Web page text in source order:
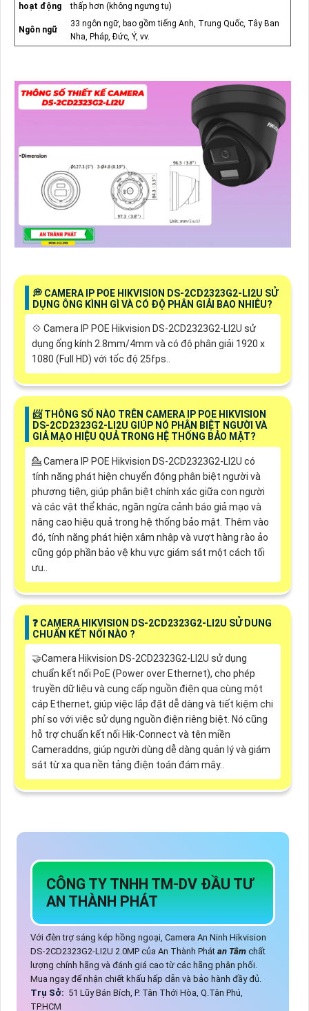
hoạt động
thấp hơn (không ngưng tụ)
Ngôn ngữ
33 ngôn ngữ, bao gồm tiếng Anh, Trung Quốc, Tây Ban
Nha, Pháp, Đức, Ý, vv.
️💭 CAMERA IP POE HIKVISION DS-2CD2323G2-LI2U SỬ
DỤNG ÔNG KÌNH GÌ VÀ CÓ ĐỘ PHÂN GIẢI BAO NHIÊU?
💠 Camera IP POE Hikvision DS-2CD2323G2-LI2U sử
dụng ống kính 2.8mm/4mm và có độ phân giải 1920 x
1080 (Full HD) với tốc độ 25fps..
📨 THÔNG SỐ NÀO TRÊN CAMERA IP POE HIKVISION
DS-2CD2323G2-LI2U GIÚP NÓ PHÂN BIỆT NGƯỜI VÀ
GIẢ MẠO HIỆU QUẢ TRONG HỆ THỐNG BẢO MẬT?
💁 Camera IP POE Hikvision DS-2CD2323G2-LI2U có
tính năng phát hiện chuyển động phân biệt người và
phương tiện, giúp phân biệt chính xác giữa con người
và các vật thể khác, ngăn ngừa cảnh báo giả mạo và
nâng cao hiệu quả trong hệ thống bảo mật. Thêm vào
đó, tính năng phát hiện xâm nhập và vượt hàng rào ảo
cũng góp phần bảo vệ khu vực giám sát một cách tối
ưu..
❓ CAMERA HIKVISION DS-2CD2323G2-LI2U SỬ DUNG
CHUẨN KẾT NỐI NÀO ?
🤝Camera Hikvision DS-2CD2323G2-LI2U sử dụng
chuẩn kết nối PoE (Power over Ethernet), cho phép
truyền dữ liệu và cung cấp nguồn điện qua cùng một
cáp Ethernet, giúp việc lắp đặt dễ dàng và tiết kiệm chi
phí so với việc sử dụng nguồn điện riêng biệt. Nó cũng
hỗ trợ chuẩn kết nối Hik-Connect và tên miền
Cameraddns, giúp người dùng dễ dàng quản lý và giám
sát từ xa qua nền tảng điện toán đám mây..
CÔNG TY TNHH TM-DV ĐẦU TƯ
AN THÀNH PHÁT
Với đèn trợ sáng kép hồng ngoại, Camera An Ninh Hikvision
DS-2CD2323G2-LI2U 2.0MP của An Thành Phát an Tâm chất
lượng chính hãng và đánh giá cao từ các hãng phân phối.
Mua ngay để nhận chiết khấu hấp dẫn và bảo hành đầy đủ.
Trụ Sở: 51 Lũy Bán Bích, P. Tân Thới Hòa, Q.Tân Phú,
TP.HCM